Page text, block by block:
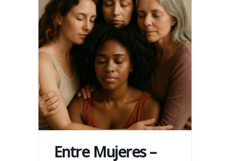
Entre Mujeres –